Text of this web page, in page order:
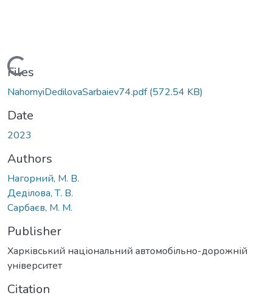
Loading...
Files
NahornyiDedilovaSarbaiev74.pdf(572.54 KB)
Date
2023
Authors
Нагорний, М. В.
Деділова, Т. В.
Сарбаєв, М. М.
Publisher
Харківський національний автомобільно-дорожній
університет
Citation